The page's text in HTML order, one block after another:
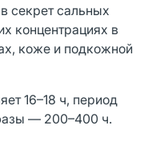
секрет сальных
концентрациях в
коже и подкожной
16–18 ч, период
— 200–400 ч.